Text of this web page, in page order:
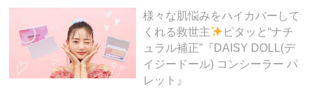
様々な肌悩みをハイカバーして
くれる救世主
ピタッと“ナチ
ュラル補正”『DAISY DOLL(デ
イジードール) コンシーラー パ
レット』